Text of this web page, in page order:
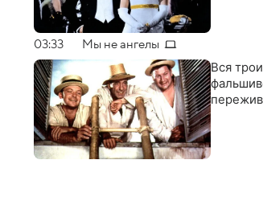
03:33 Мы не ангелы
Вся